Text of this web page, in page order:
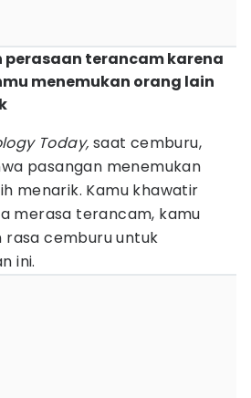
perasaan terancam karena
menemukan orang lain
Today, saat cemburu,
pasangan menemukan
menarik. Kamu khawatir
merasa terancam, kamu
cemburu untuk
ini.